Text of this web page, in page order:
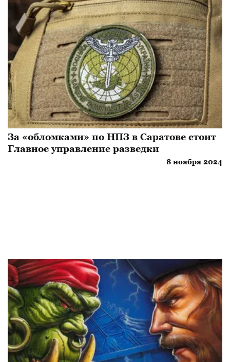
За «обломками» по НПЗ в Саратове стоит
Главное управление разведки
8 ноября 2024